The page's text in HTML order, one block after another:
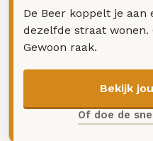
De Beer koppelt je
dezelfde straat wonen.
Gewoon raak.
Bekijk
Of doe de